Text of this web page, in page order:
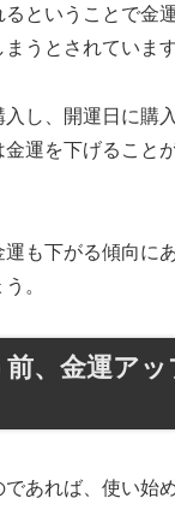
ということで金
うとされています
し、開運日に購
運を下げること
も下がる傾向に
。
、金運ア
あれば、使い始